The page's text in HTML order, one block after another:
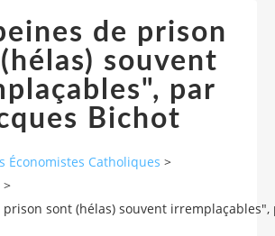
de prison
souvent
par
Bichot
Économistes Catholiques >
>
prison sont (hélas) souvent irremplaçables",